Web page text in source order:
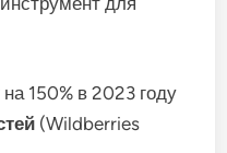
150% в 2023 году
(Wildberries